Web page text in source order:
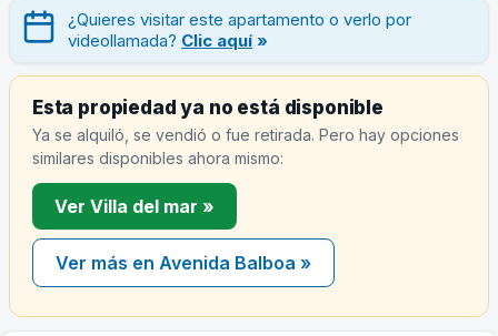
¿Quieres visitar este apartamento o verlo por
videollamada? Clic aquí »
Esta propiedad ya no está disponible
Ya se alquiló, se vendió o fue retirada. Pero hay opciones
similares disponibles ahora mismo:
Ver Villa del mar »
Ver más en Avenida Balboa »